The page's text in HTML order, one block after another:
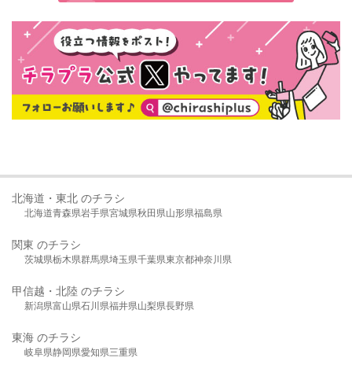
北海道・東北 のチラシ
北海道青森県岩手県宮城県秋田県山形県福島県
関東 のチラシ
茨城県栃木県群馬県埼玉県千葉県東京都神奈川県
甲信越・北陸 のチラシ
新潟県富山県石川県福井県山梨県長野県
東海 のチラシ
岐阜県静岡県愛知県三重県